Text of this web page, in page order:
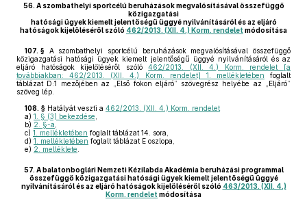
56. A szombathelyi sportcélú beruházások megvalósításával összefüggő
közigazgatási
hatósági ügyek kiemelt jelentőségű üggyé nyilvánításáról és az eljáró
hatóságok kijelöléséről szóló 462/2013. (XII. 4.) Korm. rendelet módosítása
107. § A szombathelyi sportcélú beruházások megvalósításával összefüggő
közigazgatási hatósági ügyek kiemelt jelentőségű üggyé nyilvánításáról és az
eljáró hatóságok kijelöléséről szóló462/2013. (XII. 4.) Korm. rendelet [a
továbbiakban: 462/2013. (XII. 4.) Korm. rendelet] 1. mellékletében foglalt
táblázat D:1 mezőjében az „Első fokon eljáró” szövegrész helyébe az „Eljáró”
szöveg lép.
108. § Hatályát veszti a 462/2013. (XII. 4.) Korm. rendelet
a) 1. § (3) bekezdése
b) 2. §-a
c) 1. mellékletében foglalt táblázat 14. sora,
d) 1. mellékletében foglalt táblázat E oszlopa,
e) 2. melléklete
57. A balatonboglári Nemzeti Kézilabda Akadémia beruházási programmal
összefüggő közigazgatási hatósági ügyek kiemelt jelentőségű üggyé
nyilvánításáról és az eljáró hatóságok kijelöléséről szóló 463/2013. (XII. 4.)
Korm. rendelet módosítása